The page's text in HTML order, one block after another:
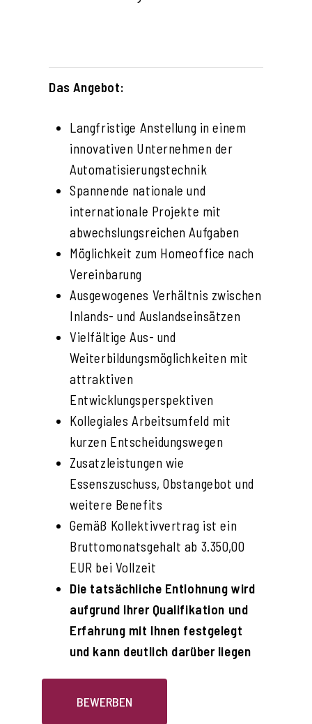
Das Angebot:
Langfristige Anstellung in einem
innovativen Unternehmen der
Automatisierungstechnik
Spannende nationale und
internationale Projekte mit
abwechslungsreichen Aufgaben
Möglichkeit zum Homeoffice nach
Vereinbarung
Ausgewogenes Verhältnis zwischen
Inlands- und Auslandseinsätzen
Vielfältige Aus- und
Weiterbildungsmöglichkeiten mit
attraktiven
Entwicklungsperspektiven
Kollegiales Arbeitsumfeld mit
kurzen Entscheidungswegen
Zusatzleistungen wie
Essenszuschuss, Obstangebot und
weitere Benefits
Gemäß Kollektivvertrag ist ein
Bruttomonatsgehalt ab 3.350,00
EUR bei Vollzeit
Die tatsächliche Entlohnung wird
aufgrund Ihrer Qualifikation und
Erfahrung mit Ihnen festgelegt
und kann deutlich darüber liegen
BEWERBEN